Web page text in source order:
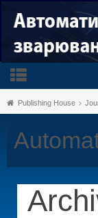
Publishing House